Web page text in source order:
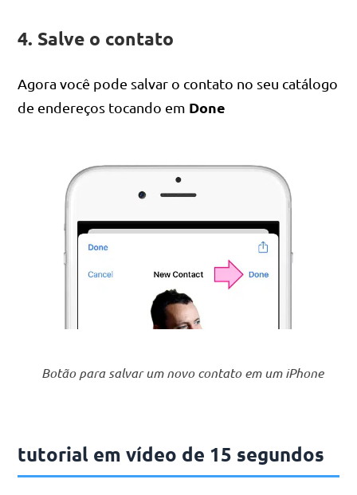
4. Salve o contato
Agora você pode salvar o contato no seu catálogo
de endereços tocando em Done
Botão para salvar um novo contato em um iPhone
tutorial em vídeo de 15 segundos